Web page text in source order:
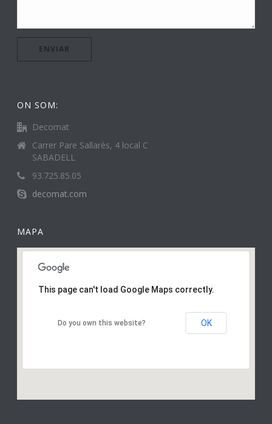
ON SOM:
Decomat
Carrer Pare Sallarès, 4 local C
SABADELL
93.725.85.05
decomat.com
MAPA
This page can't load Google Maps correctly.
Do you own this website? OK